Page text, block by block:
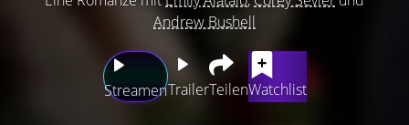
Andrew Bushell
StreamenTrailerTeilenWatchlist